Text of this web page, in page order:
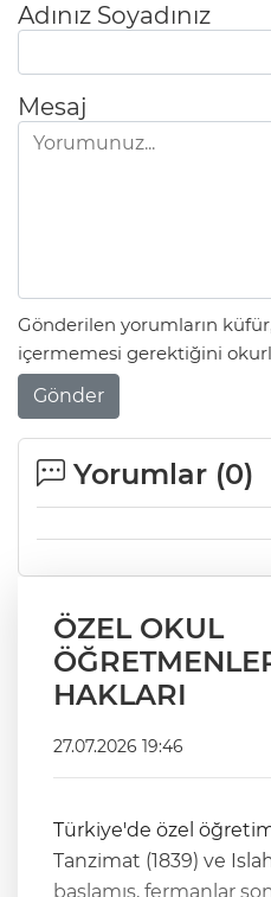
Adınız Soyadınız
Mesaj
Gönderilen yorumların
içermemesi gerektiğini
Gönder
Yorumlar (0)
ÖZEL OKUL
HAKLARI
27.07.2026 19:46
Türkiye'de özel
Tanzimat (1839) ve
başlamış, fermanlar